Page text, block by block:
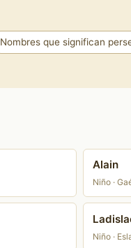
Nombres que significan
Alain
Niño ·
Niño ·